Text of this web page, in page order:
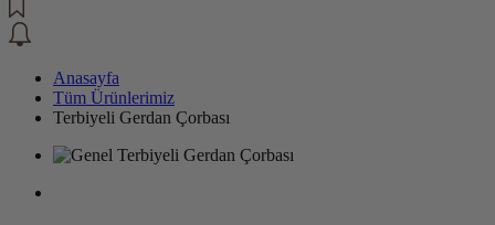
Anasayfa
Tüm Ürünlerimiz
Terbiyeli Gerdan Çorbası